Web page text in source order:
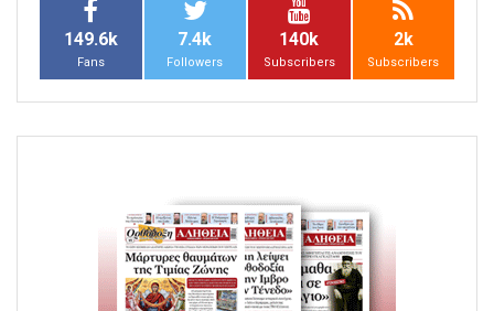
149.6k
Fans
7.4k
Followers
140k
Subscribers
2k
Subscribers